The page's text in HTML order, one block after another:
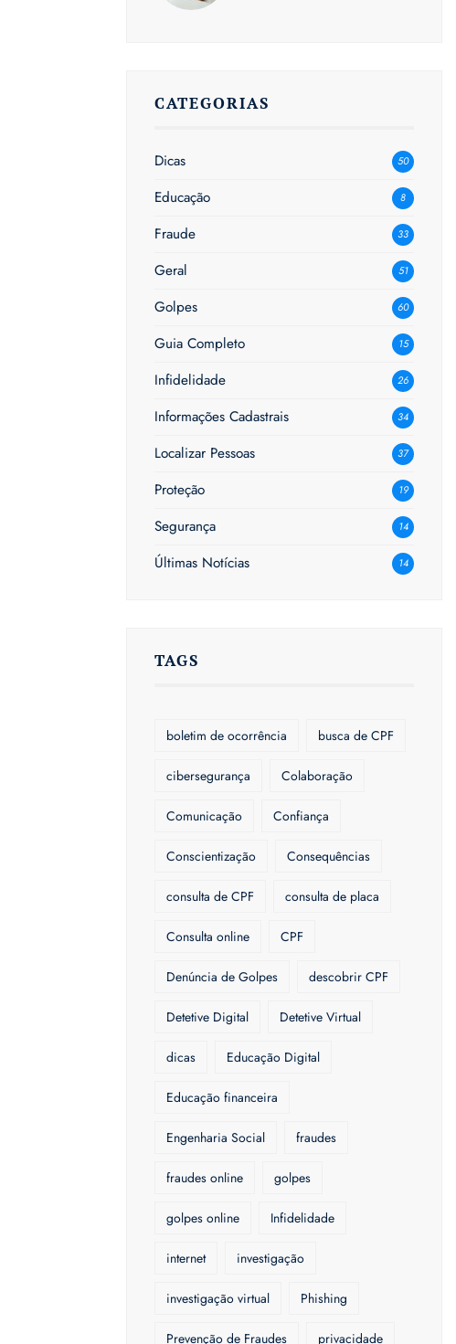
CATEGORIAS
Dicas 50
Educação 8
Fraude 33
Geral 51
Golpes 60
Guia Completo 15
Infidelidade 26
Informações Cadastrais 34
Localizar Pessoas 37
Proteção 19
Segurança 14
Últimas Notícias 14
TAGS
boletim de ocorrência busca de CPF
cibersegurança Colaboração
Comunicação Confiança
Conscientização Consequências
consulta de CPF consulta de placa
Consulta online CPF
Denúncia de Golpes descobrir CPF
Detetive Digital Detetive Virtual
dicas Educação Digital
Educação financeira
Engenharia Social fraudes
fraudes online golpes
golpes online Infidelidade
internet investigação
investigação virtual Phishing
Prevenção de Fraudes privacidade